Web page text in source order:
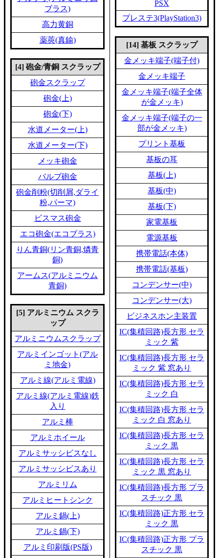
ブラス)
高力黄銅
薬莢(真鍮)
[4] 砲金/青銅 スクラップ
砲金スクラップ
砲金(上)
砲金(下)
水道メーター(上)
水道メーター(下)
メッキ砲金
バルブ砲金
砲金削粉(切削屑,ダライ
粉,パーマ)
ビスマス砲金
エコ砲金(エコブラス)
りん青銅(リン青銅,燐青
銅)
アームス(アルミニウム
青銅)
[5] アルミニウム スクラ
ップ
アルミニウムスクラップ
アルミインゴット(アル
ミ地金)
アルミ線(アルミ電線)
アルミ線(アルミ電線)鉄
入り
アルミ棒
アルミホイール
アルミサッシビスなし
アルミサッシビスあり
アルミリム
アルミヒートシンク
アルミ鍋(上)
アルミ鍋(下)
アルミ印刷版(PS版)
PSX
プレステ3(PlayStation3)
[14] 基板 スクラップ
金メッキ端子(端子付)
金メッキ端子
金メッキ端子(端子全体
が金メッキ)
金メッキ端子(端子の一
部が金メッキ)
プリント基板
基板の耳
基板(上)
基板(中)
基板(下)
家電基板
電源基板
携帯電話(本体)
携帯電話(基板)
コンデンサー(中)
コンデンサー(大)
ビジネスホン主装置
IC(集積回路)長方形 セラ
ミック 紫
IC(集積回路)長方形 セラ
ミック 紫 窓あり
IC(集積回路)長方形 セラ
ミック 白
IC(集積回路)長方形 セラ
ミック 白 窓あり
IC(集積回路)長方形 セラ
ミック 黒
IC(集積回路)長方形 セラ
ミック 黒 窓あり
IC(集積回路)長方形 プラ
スチック 黒
IC(集積回路)正方形 セラ
ミック 黒
IC(集積回路)正方形 プラ
スチック 黒